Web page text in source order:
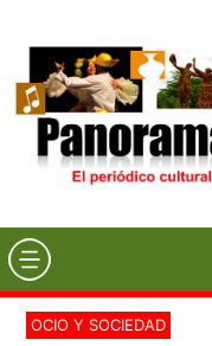
OCIO Y SOCIEDAD